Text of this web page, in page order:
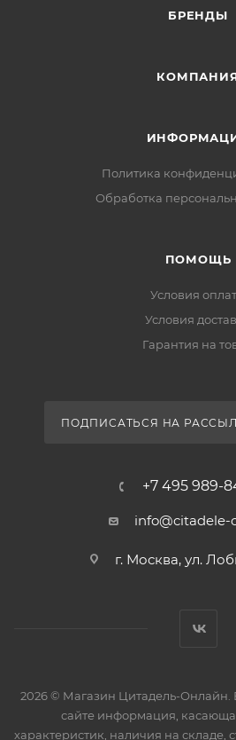
БРЕНДЫ
Политика
Обработка
ПОМОЩЬ
Условия
Условия
Гарантия на
ПОДПИСАТЬСЯ НА
+7 495 989-
info@citadele-
г. Москва, ул.
2026 © Магазин Цитадель-Онлайн.
сайте информация,
характеристик, наличия на складе,